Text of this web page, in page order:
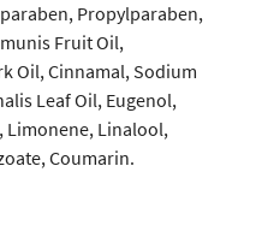
Propylparaben,
Fruit Oil,
Oil, Cinnamal, Sodium
Leaf Oil, Eugenol,
Limonene, Linalool,
Coumarin.